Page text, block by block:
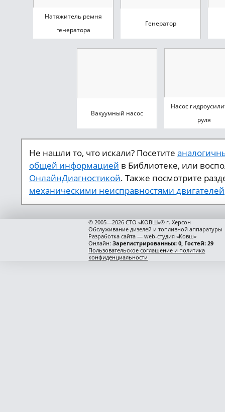
Натяжитель ремня
генератора
Генератор
Вакуумный насос
Насос
руля
Не нашли то, что искали? Посетите
общей информацией в Библиотеке, или
ОнлайнДиагностикой. Также посмотрите
механическими неисправностями двигателей
© 2005—2026 СТО «КОВШ»® г. Херсон
Обслуживание дизелей и топливной аппаратуры
Разработка сайта — web-студия «Ковш»
Онлайн:Зарегистрированных: 0, Гостей: 29
Пользовательское соглашение и политика
конфиденциальности